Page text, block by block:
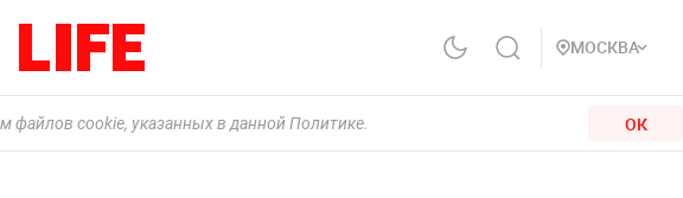
МОСКВА
файлов cookie, указанных в данной Политике. ОК